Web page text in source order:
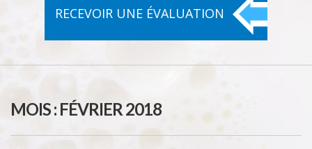
RECEVOIR UNE ÉVALUATION
MOIS : FÉVRIER 2018